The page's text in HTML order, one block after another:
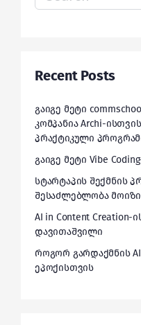
for:
Recent Posts
გაიგე მეტი
კომპანია Archi-
პრაქტიკული
გაიგე მეტი Vibe
სტარტაპის შექმნის
შესაძლებლობა
AI in Content
დავითაშვილი
როგორ გარდაქმნის AI
ეპოქისთვის